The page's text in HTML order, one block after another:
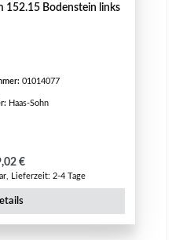
152.15 Bodenstein links
01014077
Haas-Sohn
Preis:
€
Lieferzeit: 2-4 Tage